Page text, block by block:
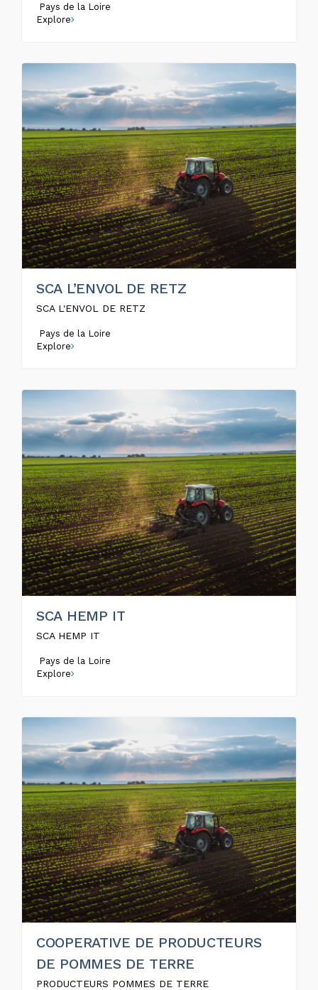
Pays de la Loire
Explore
SCA L’ENVOL DE RETZ
SCA L'ENVOL DE RETZ
Pays de la Loire
Explore
SCA HEMP IT
SCA HEMP IT
Pays de la Loire
Explore
COOPERATIVE DE PRODUCTEURS
DE POMMES DE TERRE
PRODUCTEURS POMMES DE TERRE